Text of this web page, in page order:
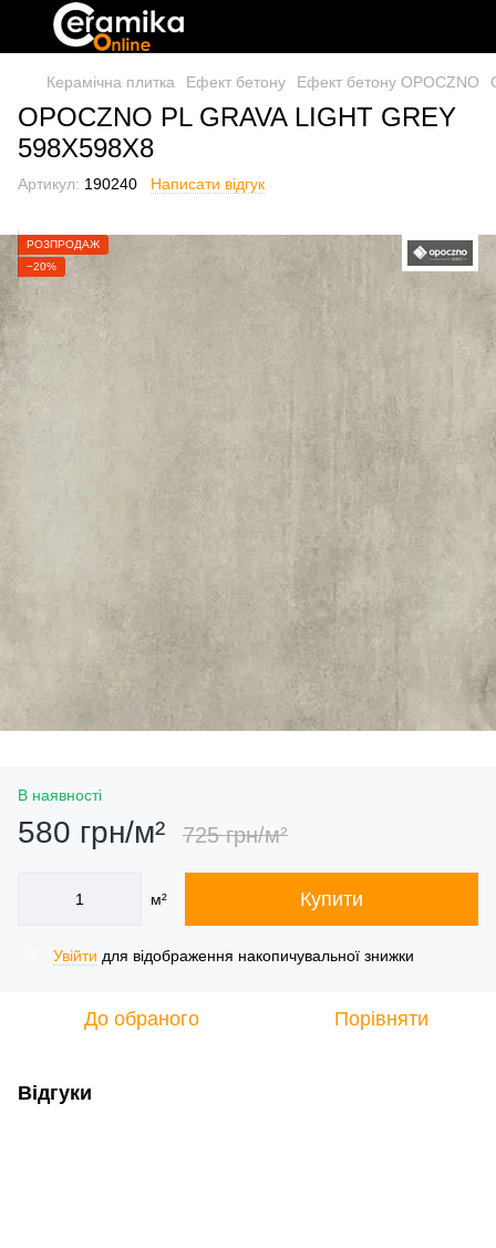
Керамічна плитка Ефект бетону Ефект бетону OPOCZNO
OPOCZNO PL GRAVA LIGHT GREY
598X598X8
Артикул: 190240 Написати відгук
РОЗПРОДАЖ
−20%
В наявності
580 грн/м² 725 грн/м²
м² Купити
Увійти для відображення накопичувальної знижки
До обраного Порівняти
Відгуки